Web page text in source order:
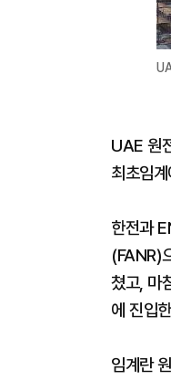
UAE 원
최초임
한전과
(FANR)
쳤고, 마
에 진입
임계란